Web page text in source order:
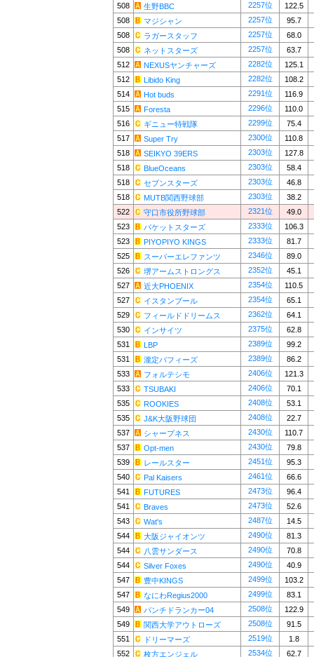
508
生野BBC 2257位
122.5
508
マジシャン 2257位
95.7
508
ラガースタッフ 2257位
68.0
508
ネットスターズ 2257位
63.7
512
NEXUSヤンチャーズ 2282位
125.1
512
Libido King 2282位
108.2
514
Hot buds 2291位
116.9
515
Foresta 2296位
110.0
516
ギニュー特戦隊 2299位
75.4
517
Super Try 2300位
110.8
518
SEIKYO 39ERS 2303位
127.8
518
BlueOceans 2303位
58.4
518
セブンスターズ 2303位
46.8
518
MUTB関西野球部 2303位
38.2
522
守口市役所野球部 2321位
49.0
523
パケットスターズ 2333位
106.3
523
PIYOPIYO KINGS 2333位
81.7
525
スーパーエレファンツ 2346位
89.0
526
堺アームストロングス 2352位
45.1
527
近大PHOENIX 2354位
110.5
527
イスタンブール 2354位
65.1
529
フィールドドリームス 2362位
64.1
530
インサイツ 2375位
62.8
531
LBP 2389位
99.2
531
瀧定バフィーズ 2389位
86.2
533
フォルテシモ 2406位
121.3
533
TSUBAKI 2406位
70.1
535
ROOKIES 2408位
53.1
535
J&K大阪野球団 2408位
22.7
537
シャープネス 2430位
110.7
537
Opt-men 2430位
79.8
539
レールスター 2451位
95.3
540
Pal Kaisers 2461位
66.6
541
FUTURES 2473位
96.4
541
Braves 2473位
52.6
543
Wat's 2487位
14.5
544
大阪ジャイオンツ 2490位
81.3
544
八雲サンダース 2490位
70.8
544
Silver Foxes 2490位
40.9
547
豊中KINGS 2499位
103.2
547
なにわRegius2000 2499位
83.1
549
パンチドランカー04 2508位
122.9
549
関西大学アウトローズ 2508位
91.5
551
ドリーマーズ 2519位
1.8
552
枚方エンジェル 2534位
62.7